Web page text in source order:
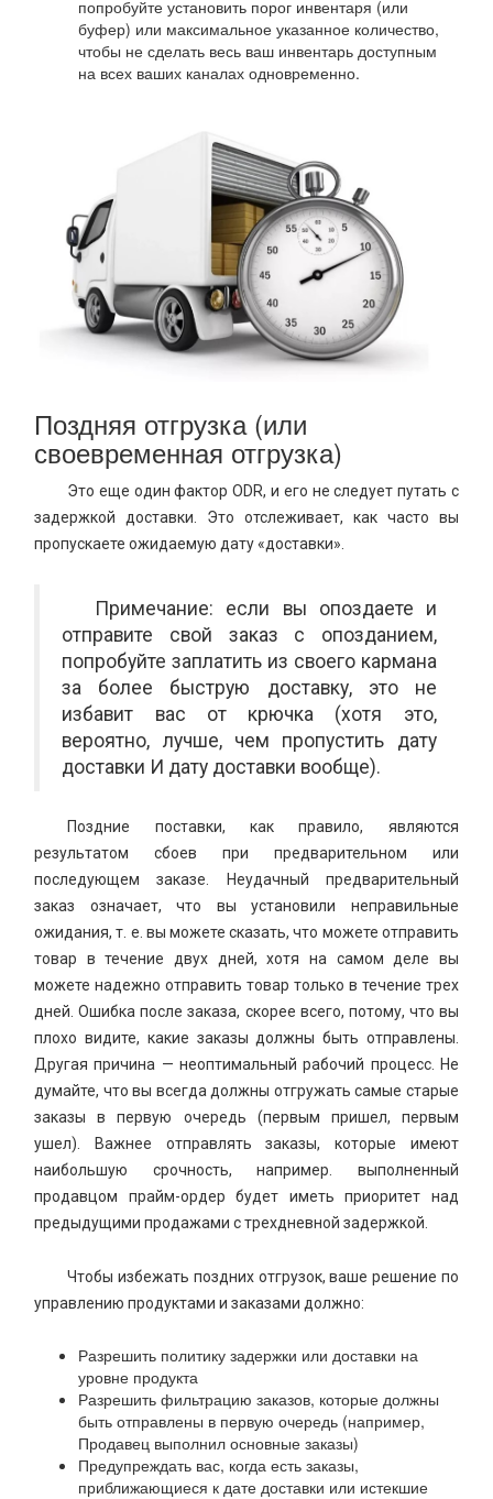
попробуйте установить порог инвентаря (или
буфер) или максимальное указанное количество,
чтобы не сделать весь ваш инвентарь доступным
на всех ваших каналах одновременно.
Поздняя отгрузка (или
своевременная отгрузка)
Это еще один фактор ODR, и его не следует путать с
задержкой доставки. Это отслеживает, как часто вы
пропускаете ожидаемую дату «доставки».
Примечание: если вы опоздаете и
отправите свой заказ с опозданием,
попробуйте заплатить из своего кармана
за более быструю доставку, это не
избавит вас от крючка (хотя это,
вероятно, лучше, чем пропустить дату
доставки И дату доставки вообще).
Поздние поставки, как правило, являются
результатом сбоев при предварительном или
последующем заказе. Неудачный предварительный
заказ означает, что вы установили неправильные
ожидания, т. е. вы можете сказать, что можете отправить
товар в течение двух дней, хотя на самом деле вы
можете надежно отправить товар только в течение трех
дней. Ошибка после заказа, скорее всего, потому, что вы
плохо видите, какие заказы должны быть отправлены.
Другая причина — неоптимальный рабочий процесс. Не
думайте, что вы всегда должны отгружать самые старые
заказы в первую очередь (первым пришел, первым
ушел). Важнее отправлять заказы, которые имеют
наибольшую срочность, например. выполненный
продавцом прайм-ордер будет иметь приоритет над
предыдущими продажами с трехдневной задержкой.
Чтобы избежать поздних отгрузок, ваше решение по
управлению продуктами и заказами должно:
Разрешить политику задержки или доставки на
уровне продукта
Разрешить фильтрацию заказов, которые должны
быть отправлены в первую очередь (например,
Продавец выполнил основные заказы)
Предупреждать вас, когда есть заказы,
приближающиеся к дате доставки или истекшие